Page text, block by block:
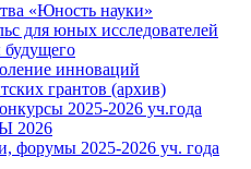
«Юность науки»
для юных исследователей
инноваций
грантов (архив)
2025-2026 уч.года
2026
форумы 2025-2026 уч. года